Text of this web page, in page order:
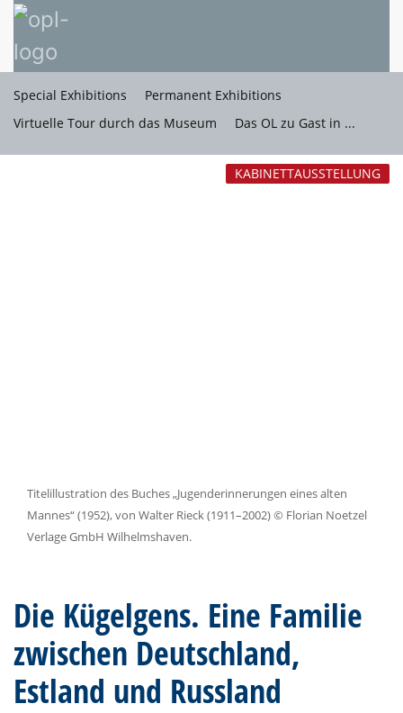
Special Exhibitions
Permanent Exhibitions
Virtuelle Tour durch das Museum
Das OL zu Gast in ...
KABINETTAUSSTELLUNG
Titelillustration des Buches „Jugenderinnerungen eines alten
Mannes“ (1952), von Walter Rieck (1911–2002) © Florian Noetzel
Verlage GmbH Wilhelmshaven.
Die Kügelgens. Eine Familie
zwischen Deutschland,
Estland und Russland